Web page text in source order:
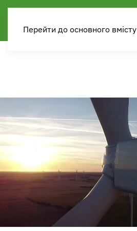
Перейти до основного вмісту